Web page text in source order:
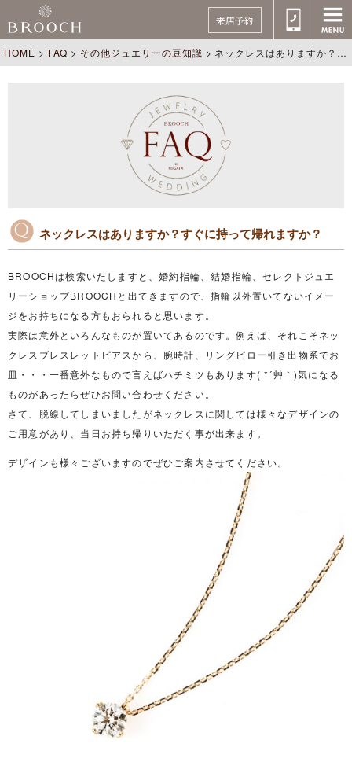
来店予約
HOME > FAQ > その他ジュエリーの豆知識 > ネックレスはありますか？すぐに持って帰れますか？
ネックレスはありますか？すぐに持って帰れますか？
BROOCHは検索いたしますと、婚約指輪、結婚指輪、セレクトジュエ
リーショップBROOCHと出てきますので、指輪以外置いてないイメー
ジをお持ちになる方もおられると思います。
実際は意外といろんなものが置いてあるのです。例えば、それこそネッ
クレスブレスレットピアスから、腕時計、リングピロー引き出物系でお
皿・・・一番意外なもので言えばハチミツもあります( *´艸｀)気になる
ものがあったらぜひお問い合わせください。
さて、脱線してしまいましたがネックレスに関しては様々なデザインの
ご用意があり、当日お持ち帰りいただく事が出来ます。
デザインも様々ございますのでぜひご案内させてください。